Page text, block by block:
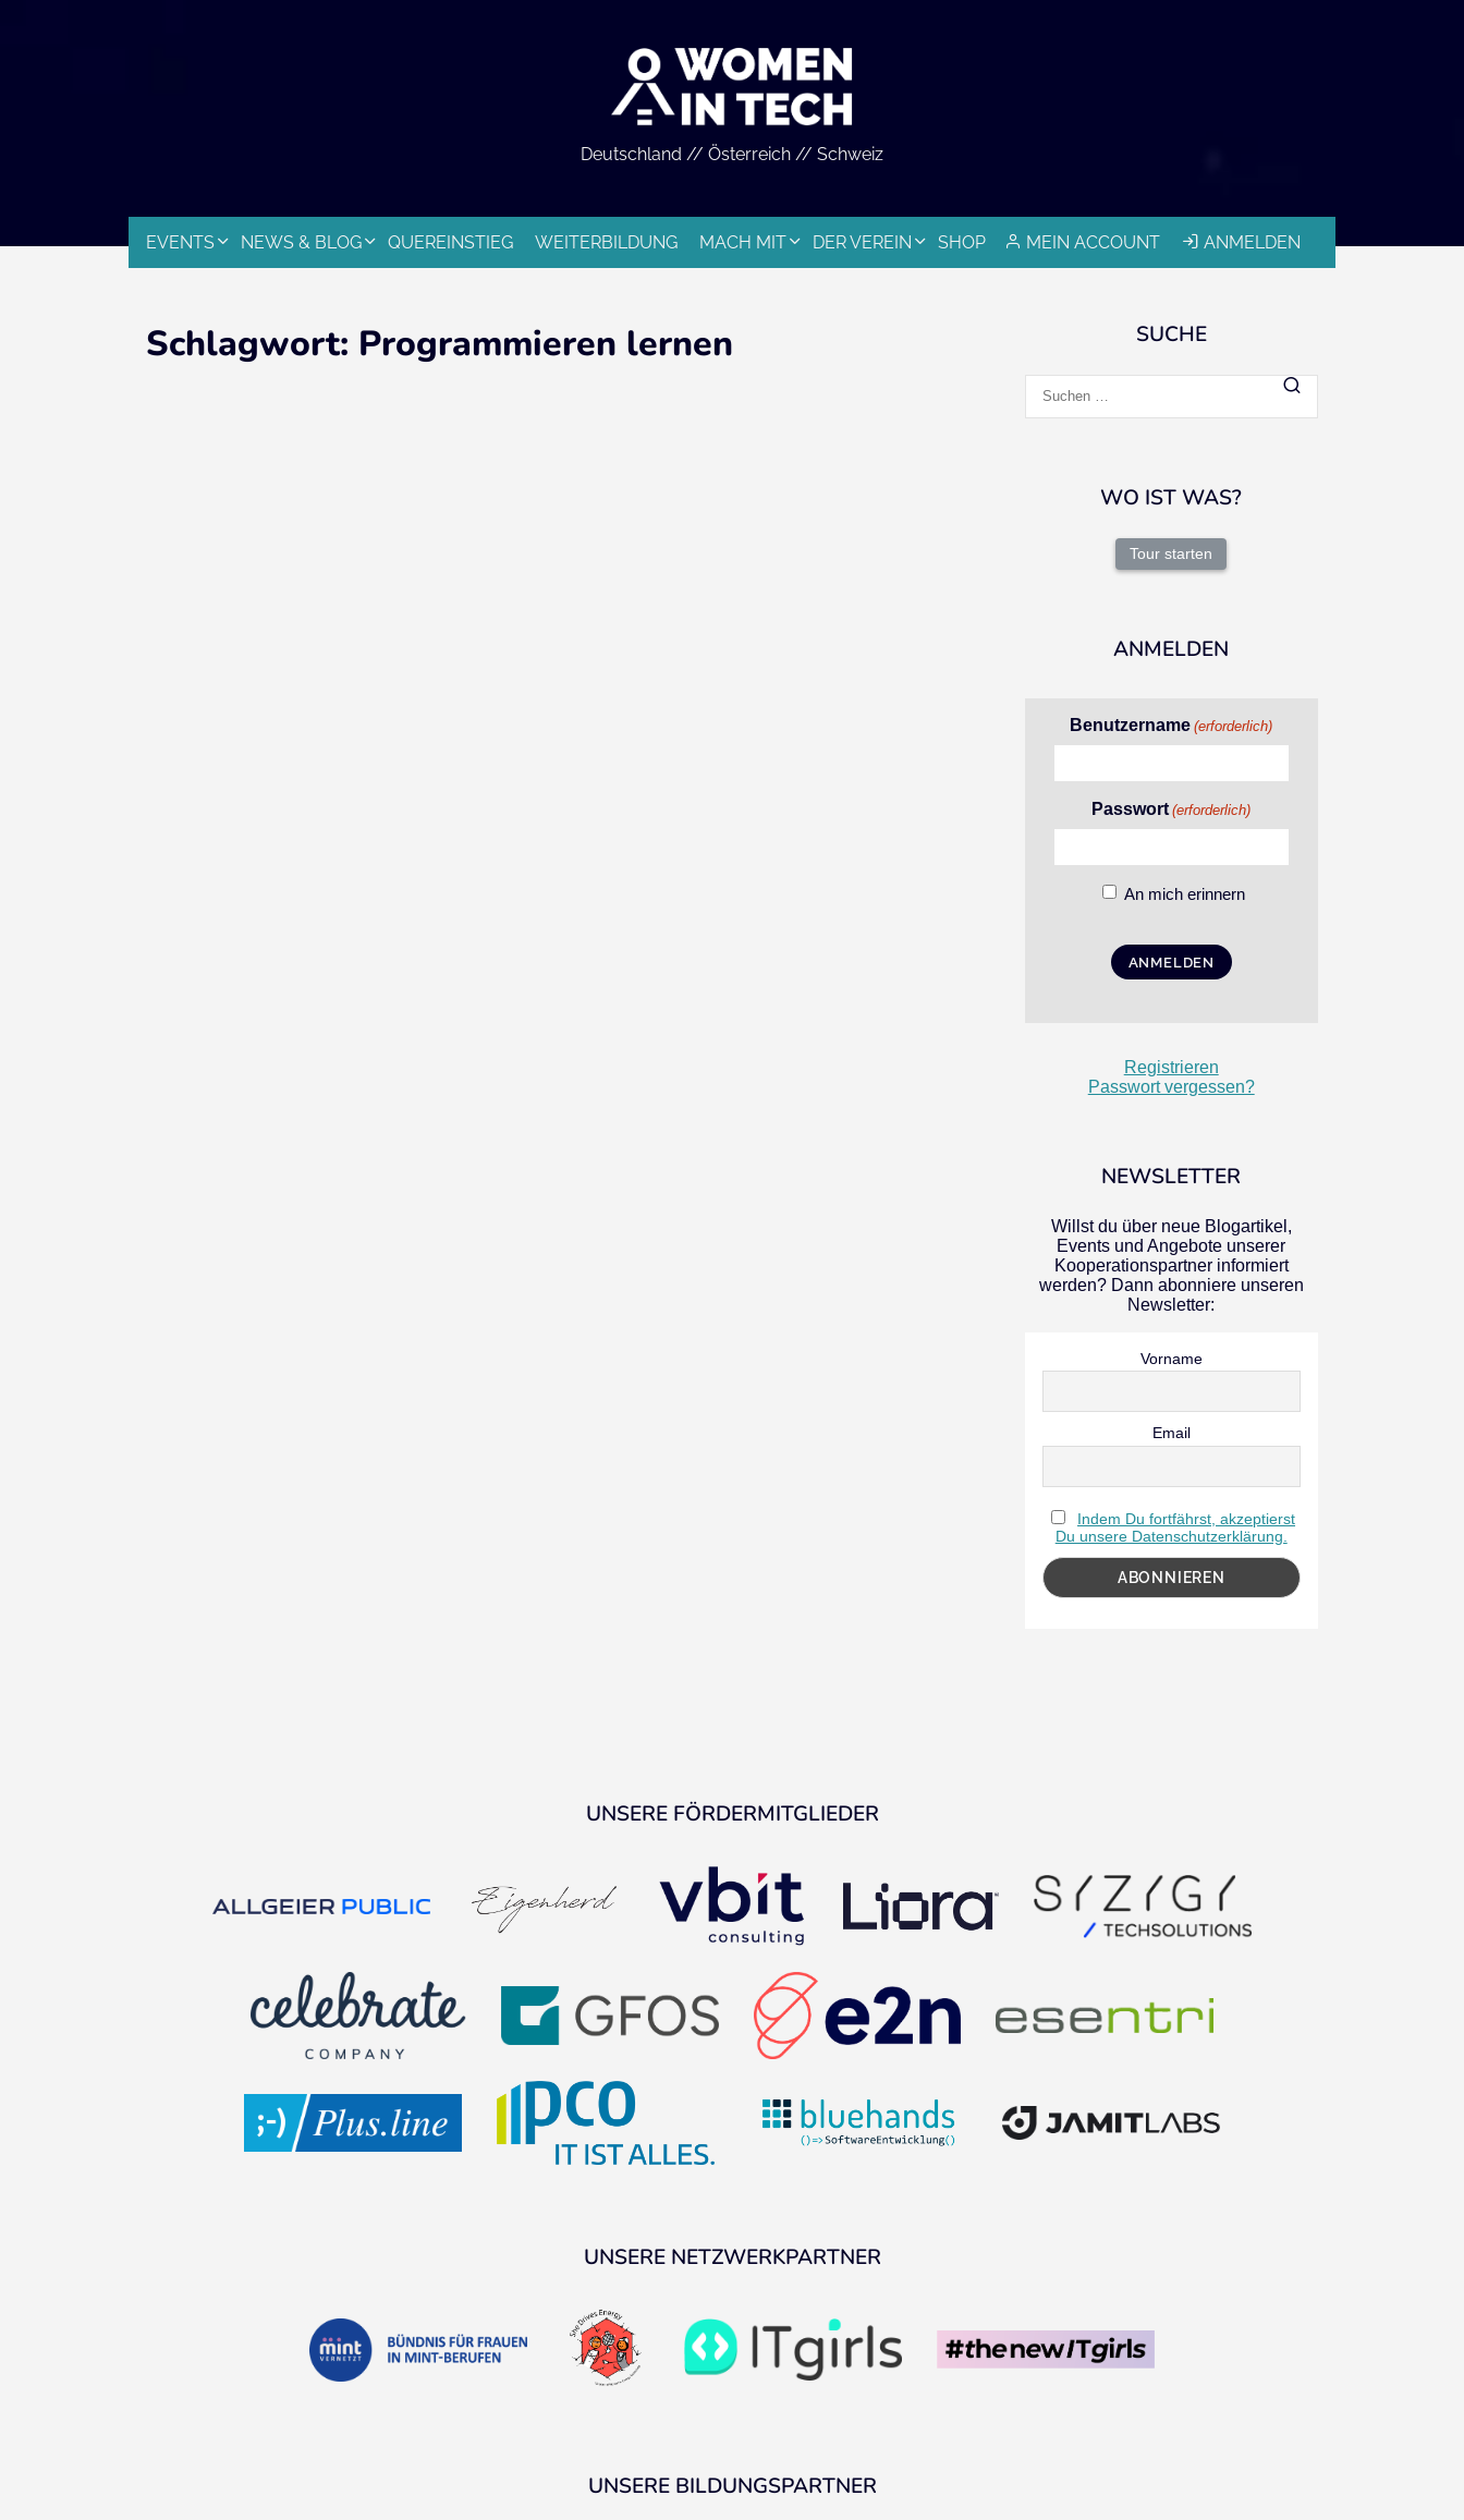
Deutschland // Österreich // Schweiz
MEIN ACCOUNT ANMELDEN
EVENTS NEWS & BLOG QUEREINSTIEG WEITERBILDUNG MACH MIT DER VEREIN SHOP
Schlagwort: Programmieren lernen SUCHE
nach:
WO IST WAS?
Tour starten
ANMELDEN
Benutzername (erforderlich)
Passwort (erforderlich)
An mich erinnern
Registrieren
Passwort vergessen?
NEWSLETTER
Willst du über neue Blogartikel,
Events und Angebote unserer
Kooperationspartner informiert
werden? Dann abonniere unseren
Newsletter:
Vorname
Email
Indem Du fortfährst, akzeptierst
Du unsere Datenschutzerklärung.
UNSERE FÖRDERMITGLIEDER
UNSERE NETZWERKPARTNER
UNSERE BILDUNGSPARTNER